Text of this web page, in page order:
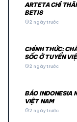
ARTETA CHỈ
BETIS
schedule2 ngày trước
CHÍNH THỨC:
SỐC Ở TUYỂN
schedule2 ngày trước
BÁO INDONESIA
VIỆT NAM
schedule2 ngày trước